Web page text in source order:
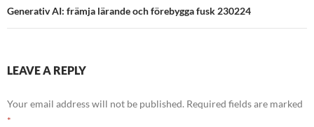
Generativ AI: främja lärande och förebygga fusk 230224
LEAVE A REPLY
Your email address will not be published. Required fields are marked
*